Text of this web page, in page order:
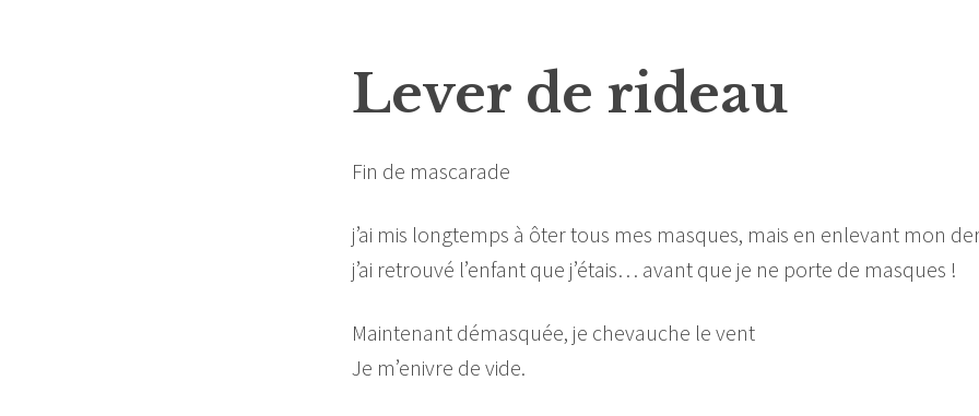
Lever de rideau
Fin de mascarade
j’ai mis longtemps à ôter tous mes masques, mais en enlevant mon
j’ai retrouvé l’enfant que j’étais… avant que je ne porte de masques !
Maintenant démasquée, je chevauche le vent
Je m’enivre de vide.